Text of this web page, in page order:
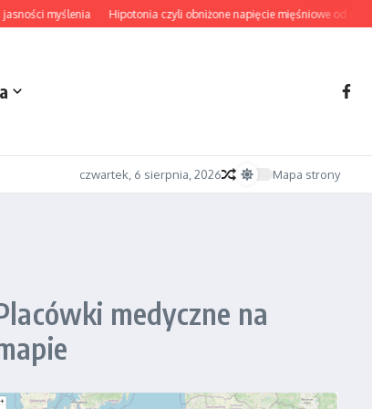
myślenia Hipotonia czyli obniżone napięcie mięśniowe od
czwartek, 6 sierpnia, 2026 Mapa strony
medyczne na